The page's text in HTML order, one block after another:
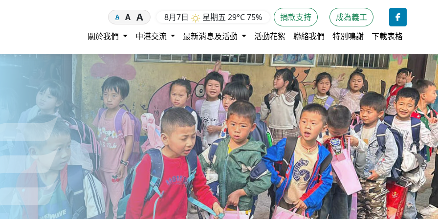
A A A 8月7日 星期五 29°C75% 捐款支持
成為義工
關於我們
中港交流 最新消息及活動 活動花絮 聯絡我們 特別鳴謝 下載表格